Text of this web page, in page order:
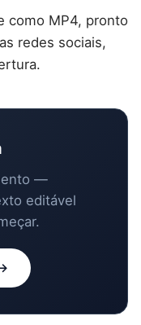
como MP4, pronto
redes sociais,
—
editável